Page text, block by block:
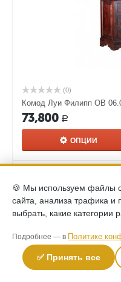
(0)
Комод Луи Филипп ОВ
73,800 Р
ОПЦИИ
🍪 Мы используем файлы
сайта, анализа трафика
выбрать, какие категории
Подробнее — в Политике
✅ Принять все